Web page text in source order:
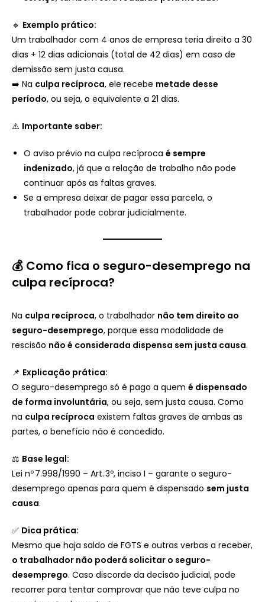
🔹 Exemplo prático:
Um trabalhador com 4 anos de empresa teria direito a 30
dias + 12 dias adicionais (total de 42 dias) em caso de
demissão sem justa causa.
➡️ Na culpa recíproca, ele recebe metade desse
período, ou seja, o equivalente a 21 dias.
⚠️ Importante saber:
O aviso prévio na culpa recíproca é sempre
indenizado, já que a relação de trabalho não pode
continuar após as faltas graves.
Se a empresa deixar de pagar essa parcela, o
trabalhador pode cobrar judicialmente.
💰 Como fica o seguro-desemprego na
culpa recíproca?
Na culpa recíproca, o trabalhador não tem direito ao
seguro-desemprego, porque essa modalidade de
rescisão não é considerada dispensa sem justa causa.
📌 Explicação prática:
O seguro-desemprego só é pago a quem é dispensado
de forma involuntária, ou seja, sem justa causa. Como
na culpa recíproca existem faltas graves de ambas as
partes, o benefício não é concedido.
⚖️ Base legal:
Lei nº 7.998/1990 – Art. 3º, inciso I – garante o seguro-
desemprego apenas para quem é dispensado sem justa
causa.
✅ Dica prática:
Mesmo que haja saldo de FGTS e outras verbas a receber,
o trabalhador não poderá solicitar o seguro-
desemprego. Caso discorde da decisão judicial, pode
recorrer para tentar comprovar que não teve culpa no